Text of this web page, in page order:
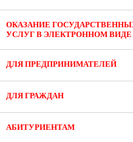
ОКАЗАНИЕ
УСЛУГ В ЭЛЕКТРОННОМ ВИДЕ
ДЛЯ ПРЕДПРИНИМАТЕЛЕЙ
ДЛЯ ГРАЖДАН
АБИТУРИЕНТАМ